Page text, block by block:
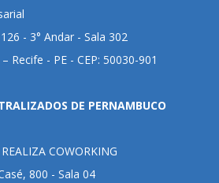
- 3° Andar - Sala 302
Recife - PE - CEP: 50030-901
DE PERNAMBUCO
COWORKING
800 - Sala 04